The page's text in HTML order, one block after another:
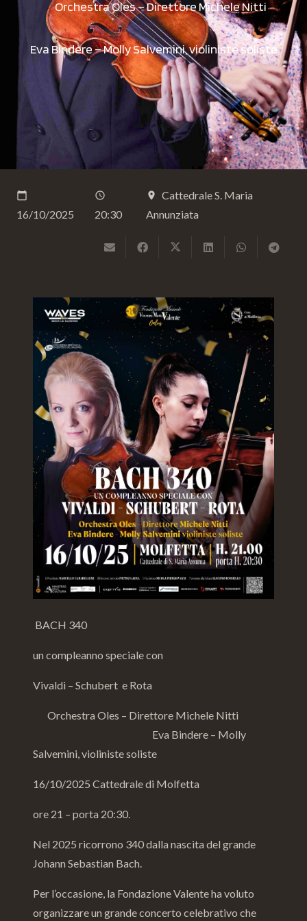
Orchestra Oles – Direttore Michele Nitti
Eva Bindere – Molly Salvemini, violiniste soliste
calendar_today
16/10/2025
schedule
20:30
place
Cattedrale S. Maria
Annunziata
BACH 340
un compleanno speciale con
Vivaldi – Schubert e Rota
Orchestra Oles – Direttore Michele Nitti
Eva Bindere – Molly
Salvemini, violiniste soliste
16/10/2025 Cattedrale di Molfetta
ore 21 – porta 20:30.
Nel 2025 ricorrono 340 dalla nascita del grande
Johann Sebastian Bach.
Per l’occasione, la Fondazione Valente ha voluto
organizzare un grande concerto celebrativo che